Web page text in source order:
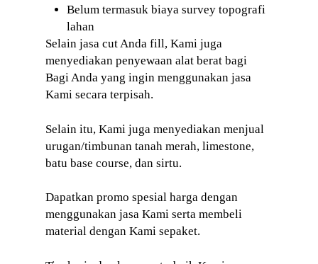
Belum termasuk biaya survey topografi
lahan
Selain jasa cut Anda fill, Kami juga
menyediakan penyewaan alat berat bagi
Bagi Anda yang ingin menggunakan jasa
Kami secara terpisah.
Selain itu, Kami juga menyediakan menjual
urugan/timbunan tanah merah, limestone,
batu base course, dan sirtu.
Dapatkan promo spesial harga dengan
menggunakan jasa Kami serta membeli
material dengan Kami sepaket.